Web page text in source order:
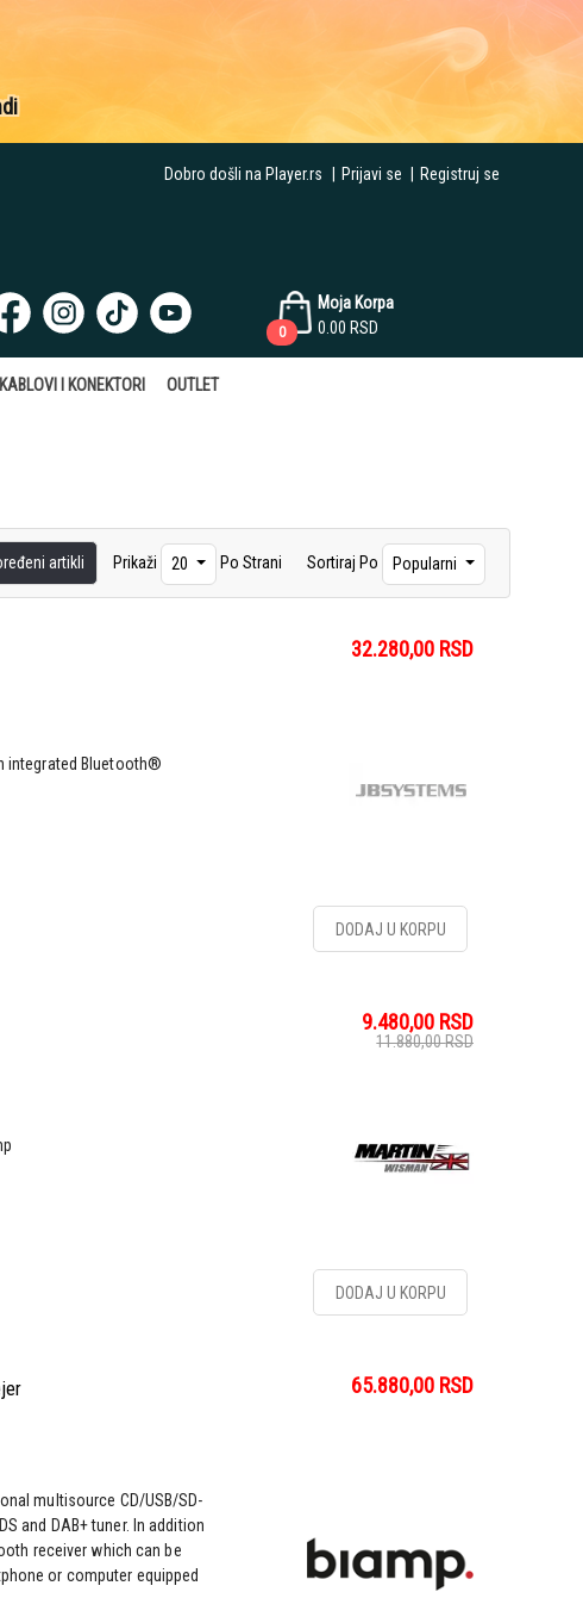
Dobro došli na Player.rs Prijavi se Registruj se
Moja Korpa
0.00 RSD
0
KABLOVI I KONEKTORI OUTLET
artikli Prikaži 20 Po Strani Sortiraj Po Popularni
32.280,00 RSD
integrated Bluetooth®
DODAJ U KORPU
9.480,00 RSD
11.880,00RSD
DODAJ U KORPU
65.880,00 RSD
multisource CD/USB/SD-
and DAB+ tuner. In addition
receiver which can be
or computer equipped